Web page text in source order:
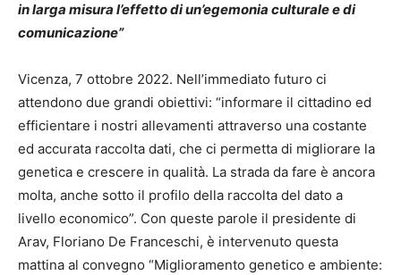
in larga misura l’effetto di un’egemonia culturale e di
comunicazione”
Vicenza, 7 ottobre 2022. Nell’immediato futuro ci
attendono due grandi obiettivi: “informare il cittadino ed
efficientare i nostri allevamenti attraverso una costante
ed accurata raccolta dati, che ci permetta di migliorare la
genetica e crescere in qualità. La strada da fare è ancora
molta, anche sotto il profilo della raccolta del dato a
livello economico”. Con queste parole il presidente di
Arav, Floriano De Franceschi, è intervenuto questa
mattina al convegno “Miglioramento genetico e ambiente: